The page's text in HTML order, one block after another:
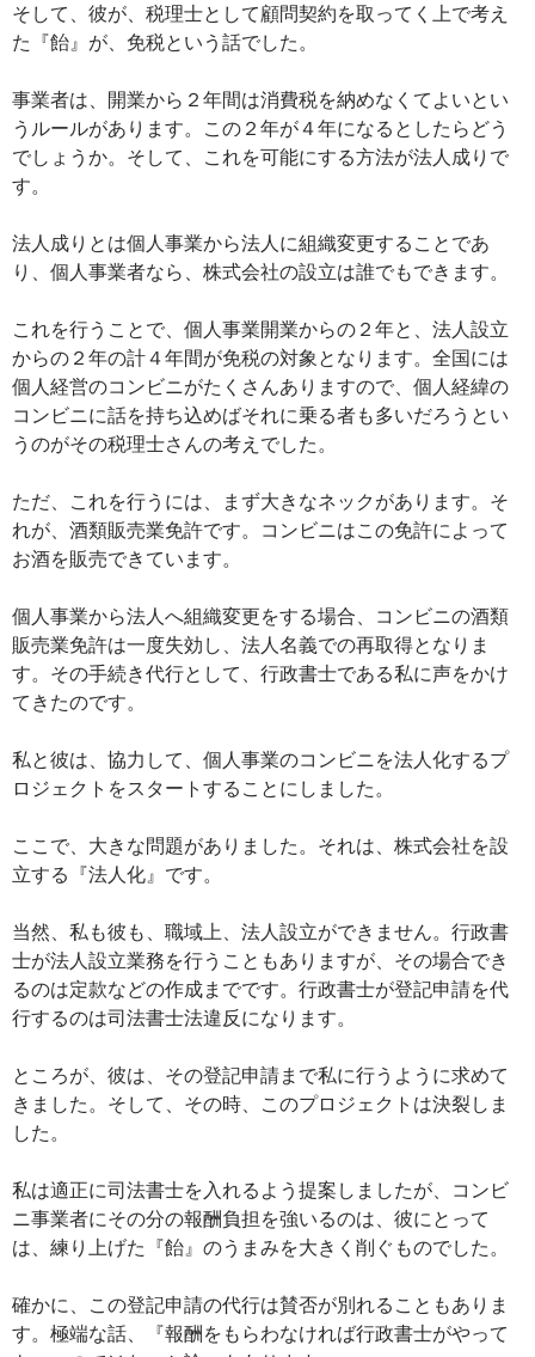
そして、彼が、税理士として顧問契約を取ってく上で考え
た『飴』が、免税という話でした。
事業者は、開業から２年間は消費税を納めなくてよいとい
うルールがあります。この２年が４年になるとしたらどう
でしょうか。そして、これを可能にする方法が法人成りで
す。
法人成りとは個人事業から法人に組織変更することであ
り、個人事業者なら、株式会社の設立は誰でもできます。
これを行うことで、個人事業開業からの２年と、法人設立
からの２年の計４年間が免税の対象となります。全国には
個人経営のコンビニがたくさんありますので、個人経緯の
コンビニに話を持ち込めばそれに乗る者も多いだろうとい
うのがその税理士さんの考えでした。
ただ、これを行うには、まず大きなネックがあります。そ
れが、酒類販売業免許です。コンビニはこの免許によって
お酒を販売できています。
個人事業から法人へ組織変更をする場合、コンビニの酒類
販売業免許は一度失効し、法人名義での再取得となりま
す。その手続き代行として、行政書士である私に声をかけ
てきたのです。
私と彼は、協力して、個人事業のコンビニを法人化するプ
ロジェクトをスタートすることにしました。
ここで、大きな問題がありました。それは、株式会社を設
立する『法人化』です。
当然、私も彼も、職域上、法人設立ができません。行政書
士が法人設立業務を行うこともありますが、その場合でき
るのは定款などの作成までです。行政書士が登記申請を代
行するのは司法書士法違反になります。
ところが、彼は、その登記申請まで私に行うように求めて
きました。そして、その時、このプロジェクトは決裂しま
した。
私は適正に司法書士を入れるよう提案しましたが、コンビ
ニ事業者にその分の報酬負担を強いるのは、彼にとって
は、練り上げた『飴』のうまみを大きく削ぐものでした。
確かに、この登記申請の代行は賛否が別れることもありま
す。極端な話、『報酬をもらわなければ行政書士がやって